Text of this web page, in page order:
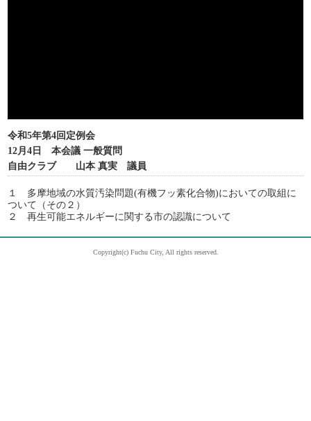
令和5年第4回定例会
12月4日 本会議 一般質問
自由クラブ 山本 真実 議員
１ 多摩地域の水質汚染問題(有機フッ素化合物)においての取組に
ついて（その２）
２ 再生可能エネルギーに関する市の認識について
Copyright(c) Fuchu City, All rights reserved.